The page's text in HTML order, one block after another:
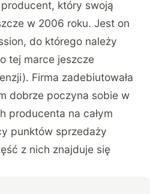
który swoją
w 2006 roku. Jest on
do którego należy
tej marce jeszcze
Firma zadebiutowała
dobrze poczyna sobie w
producenta na całym
punktów sprzedaży
z nich znajduje się